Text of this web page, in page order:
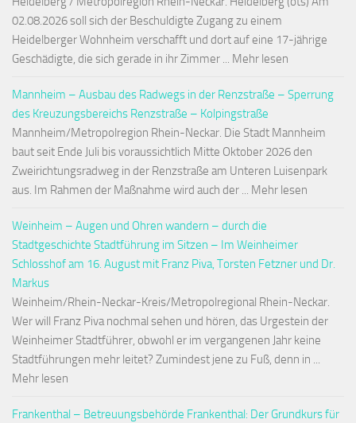
02.08.2026 soll sich der Beschuldigte Zugang zu einem
Heidelberger Wohnheim verschafft und dort auf eine 17-jährige
Geschädigte, die sich gerade in ihr Zimmer ... Mehr lesen
Mannheim – Ausbau des Radwegs in der Renzstraße – Sperrung
des Kreuzungsbereichs Renzstraße – Kolpingstraße
Mannheim/Metropolregion Rhein-Neckar. Die Stadt Mannheim
baut seit Ende Juli bis voraussichtlich Mitte Oktober 2026 den
Zweirichtungsradweg in der Renzstraße am Unteren Luisenpark
aus. Im Rahmen der Maßnahme wird auch der ... Mehr lesen
Weinheim – Augen und Ohren wandern – durch die
Stadtgeschichte Stadtführung im Sitzen – Im Weinheimer
Schlosshof am 16. August mit Franz Piva, Torsten Fetzner und Dr.
Markus
Weinheim/Rhein-Neckar-Kreis/Metropolregional Rhein-Neckar.
Wer will Franz Piva nochmal sehen und hören, das Urgestein der
Weinheimer Stadtführer, obwohl er im vergangenen Jahr keine
Stadtführungen mehr leitet? Zumindest jene zu Fuß, denn in ...
Mehr lesen
Frankenthal – Betreuungsbehörde Frankenthal: Der Grundkurs für